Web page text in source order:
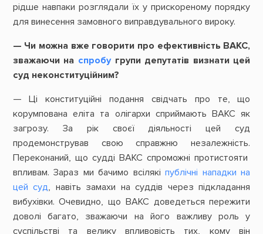
рідше навпаки розглядали їх у прискореному порядку
для винесення замовного виправдувального вироку.
— Чи можна вже говорити про ефективність ВАКС,
зважаючи на спробугрупи депутатів визнати цей
суд неконституційним?
— Ці конституційні подання свідчать про те, що
корумпована еліта та олігархи сприймають ВАКС як
загрозу. За рік своєї діяльності цей суд
продемонстрував свою справжню незалежність.
Переконаний, що судді ВАКС спроможні протистояти
впливам. Зараз ми бачимо всілякіпублічні нападки на
цей суд, навіть замахи на суддів через підкладання
вибухівки. Очевидно, що ВАКС доведеться пережити
доволі багато, зважаючи на його важливу роль у
суспільстві та велику впливовість тих, кому він